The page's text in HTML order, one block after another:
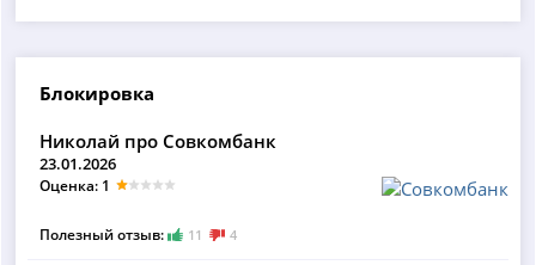
Блокировка
Николай про Совкомбанк
23.01.2026
Оценка: 1
Полезный отзыв: 11 4